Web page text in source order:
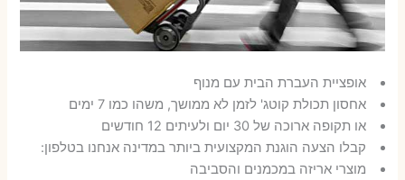
אופציית העברת הבית עם מנוף
אחסון תכולת קוטג' לזמן לא ממושך, משהו כמו 7 ימים
או תקופה ארוכה של 30 יום ולעיתים 12 חודשים
קבלו הצעה הוגנת המקצועית ביותר במדינה אנחנו בטלפון:
מוצרי אריזה במכמנים והסביבה